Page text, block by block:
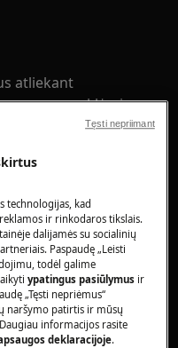
atliekant
su spyruoklėmis.
priežiūros ar
technologijas, kad
ir rinkodaros tikslais.
dalijamės su socialinių
Paspaudę „Leisti
todėl galime
ypatingus pasiūlymus ir
„Tęsti nepriėmus“
naršymo patirtis ir mūsų
informacijos rasite
deklaracijoje.
Tęsti nepriimant